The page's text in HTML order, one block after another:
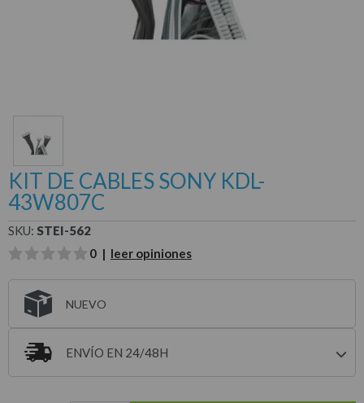
KIT DE CABLES SONY KDL-
43W807C
SKU: STEI-562
0 | leer opiniones
NUEVO
ENVÍO EN 24/48H